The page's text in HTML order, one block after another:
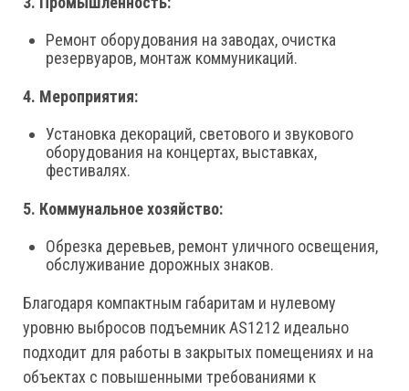
Ремонт оборудования на заводах, очистка
резервуаров, монтаж коммуникаций.
4. Мероприятия:
Установка декораций, светового и звукового
оборудования на концертах, выставках,
фестивалях.
5. Коммунальное хозяйство:
Обрезка деревьев, ремонт уличного освещения,
обслуживание дорожных знаков.
Благодаря компактным габаритам и нулевому
уровню выбросов подъемник AS1212 идеально
подходит для работы в закрытых помещениях и на
объектах с повышенными требованиями к